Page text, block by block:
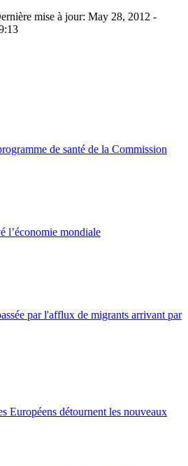
mise à jour: May 28, 2012 -
de santé de la Commission
l’économie mondiale
par l'afflux de migrants arrivant par
Européens détournent les nouveaux